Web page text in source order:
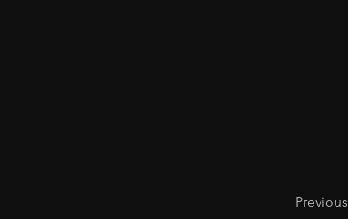
Previous